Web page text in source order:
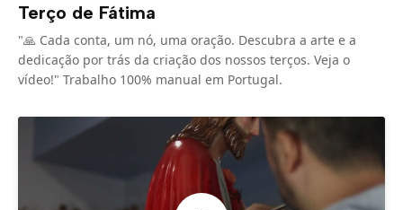
Terço de Fátima
"🙏 Cada conta, um nó, uma oração. Descubra a arte e a
dedicação por trás da criação dos nossos terços. Veja o
vídeo!" Trabalho 100% manual em Portugal.